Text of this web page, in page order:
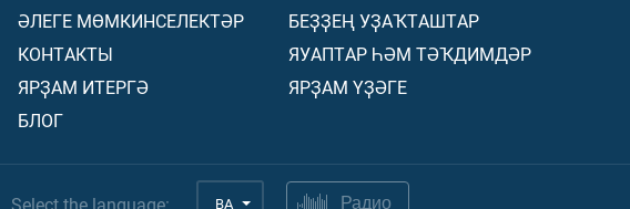
ӘЛЕГЕ МӨМКИНСЕЛЕКТӘР
КОНТАКТЫ
ЯРҘАМ ИТЕРГӘ
БЛОГ
БЕҘҘЕҢ УҘАҠТАШТАР
ЯУАПТАР ҺӘМ ТӘҠДИМДӘР
ЯРҘАМ ҮҘӘГЕ
Select the language: BA Радио